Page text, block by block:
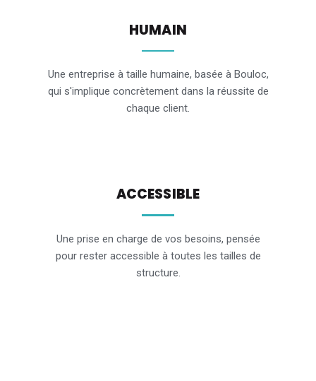
HUMAIN
Une entreprise à taille humaine, basée à Bouloc,
qui s'implique concrètement dans la réussite de
chaque client.
ACCESSIBLE
Une prise en charge de vos besoins, pensée
pour rester accessible à toutes les tailles de
structure.